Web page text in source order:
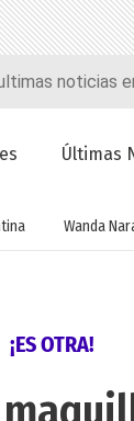
noticias
Últimas
Wanda
¡ES OTRA!